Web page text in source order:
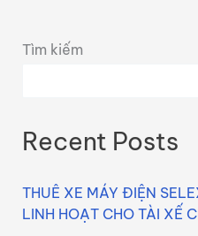
Tìm kiếm
Recent Posts
THUÊ XE MÁY ĐIỆN
LINH HOẠT CHO TÀI XẾ